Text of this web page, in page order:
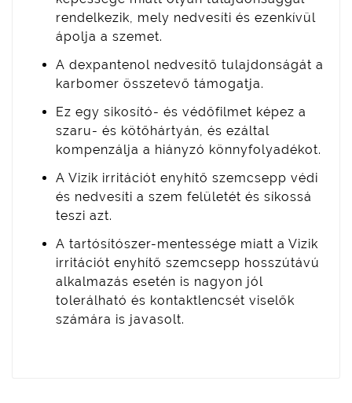
rendelkezik, mely nedvesíti és ezenkívül
ápolja a szemet.
A dexpantenol nedvesítő tulajdonságát a
karbomer összetevő támogatja.
Ez egy sikosító- és védőfilmet képez a
szaru- és kötőhártyán, és ezáltal
kompenzálja a hiányzó könnyfolyadékot.
A Vizik irritációt enyhítő szemcsepp védi
és nedvesíti a szem felületét és síkossá
teszi azt.
A tartósítószer-mentessége miatt a Vizik
irritációt enyhítő szemcsepp hosszútávú
alkalmazás esetén is nagyon jól
tolerálható és kontaktlencsét viselők
számára is javasolt.